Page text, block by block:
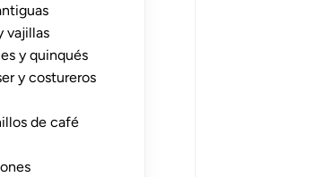
vajillas
y quinqués
y costureros
de café